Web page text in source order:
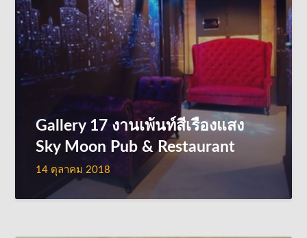
Gallery 17 งานเพ้นท์สีเรืองแสง
Sky Moon Pub & Restaurant
14 ตุลาคม 2018